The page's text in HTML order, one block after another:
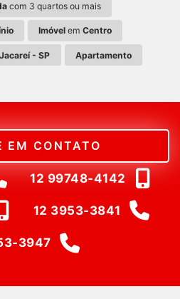
com 3 quartos ou mais
Imóvel emCentro
Jacareí - SP Apartamento
EM CONTATO
12 99748-4142
12 3953-3841
3947